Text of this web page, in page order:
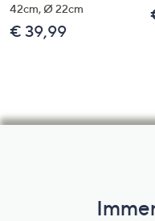
42cm, Ø 22cm
€ 39,99